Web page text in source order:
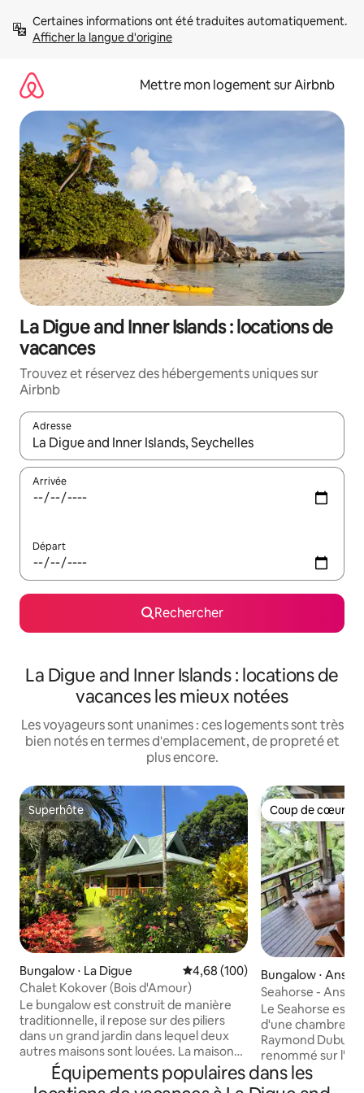
directement
Afficher la langue d'origine
Mettre mon logement sur Airbnb
La Digue and Inner Islands : locations de
vacances
Trouvez et réservez des hébergements uniques sur
Airbnb
Adresse
Lorsque les résultats s'affichent, utilisez les flèches vers le
Arrivée
Départ
Rechercher
La Digue and Inner Islands : locations de
vacances les mieux notées
Les voyageurs sont unanimes : ces logements sont très
bien notés en termes d'emplacement, de propreté et
plus encore.
Superhôte
Superhôte
Bungalow ⋅ La Digue Évaluation moyenne sur la
4,68 (100)
Chalet Kokover (Bois d'Amour)
Le bungalow est construit de manière
traditionnelle, il repose sur des piliers
dans un grand jardin dans lequel deux
autres maisons sont louées. La maison
n'a PAS DE CLIMATISATION. Les
fenêtres ont des stores en bois avec des
Coup de cœur
Coup de cœur
Bungalow ⋅ Anse
Seahorse - Anse
Le Seahorse est
d'une chambre
Raymond
renommé sur l'île
située dans la
Praslin. Le
Équipements populaires dans les